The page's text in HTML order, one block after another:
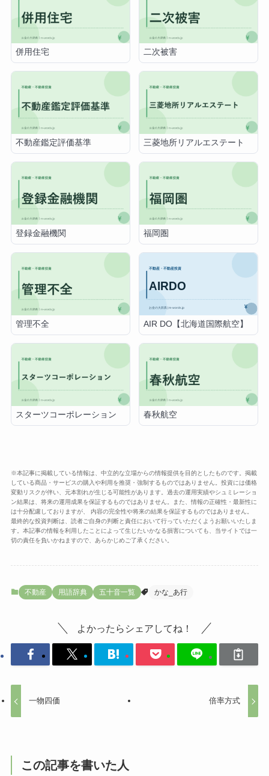
併用住宅 二次被害
不動産鑑定評価基準 三菱地所リアルエステート
登録金融機関 福岡圏
管理不全 AIR DO【北海道国際航空】
スターツコーポレーション 春秋航空
※本記事に掲載している情報は、中立的な立場からの情報提供を目的としたものです。掲載
している商品・サービスの購入や利用を推奨・強制するものではありません。投資には価格
変動リスクが伴い、元本割れが生じる可能性があります。過去の運用実績やシュミレーショ
ン結果は、将来の運用成果を保証するものではありません。また、情報の正確性・最新性に
は十分配慮しておりますが、 内容の完全性や将来の結果を保証するものではありません。
最終的な投資判断は、読者ご自身の判断と責任において行っていただくようお願いいたしま
す。本記事の情報を利用したことによって生じたいかなる損害についても、当サイトでは一
切の責任を負いかねますので、あらかじめご了承ください。
不動産 用語辞典 五十音一覧 かな_あ行
よかったらシェアしてね！
一物四価 倍率方式
この記事を書いた人